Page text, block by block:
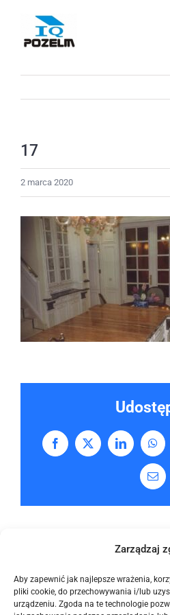
Zarządzaj
Aby zapewnić jak najlepsze wrażenia,
pliki cookie, do przechowywania i/lub
urządzeniu. Zgoda na te technologie
zawartości
17
2 marca 2020
Facebook
X LinkedIn